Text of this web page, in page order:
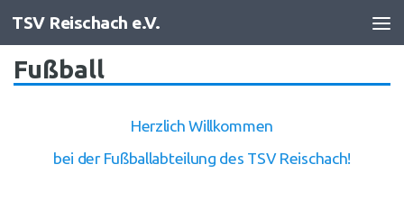
Zum Inhalt springen
TSV Reischach e.V.
Fußball
Herzlich Willkommen
bei der Fußballabteilung des TSV Reischach!